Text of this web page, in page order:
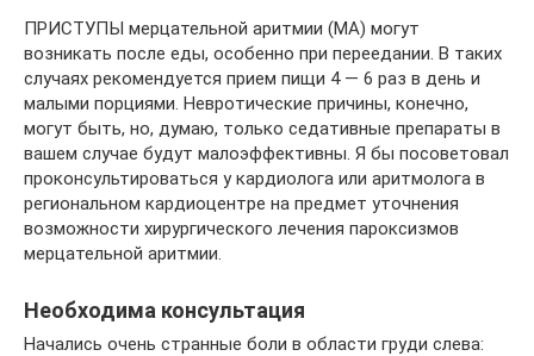
ПРИСТУПЫ мерцательной аритмии (МА) могут
возникать после еды, особенно при переедании. В таких
случаях рекомендуется прием пищи 4 — 6 раз в день и
малыми порциями. Невротические причины, конечно,
могут быть, но, думаю, только седативные препараты в
вашем случае будут малоэффективны. Я бы посоветовал
проконсультироваться у кардиолога или аритмолога в
региональном кардиоцентре на предмет уточнения
возможности хирургического лечения пароксизмов
мерцательной аритмии.
Необходима консультация
Начались очень странные боли в области груди слева: